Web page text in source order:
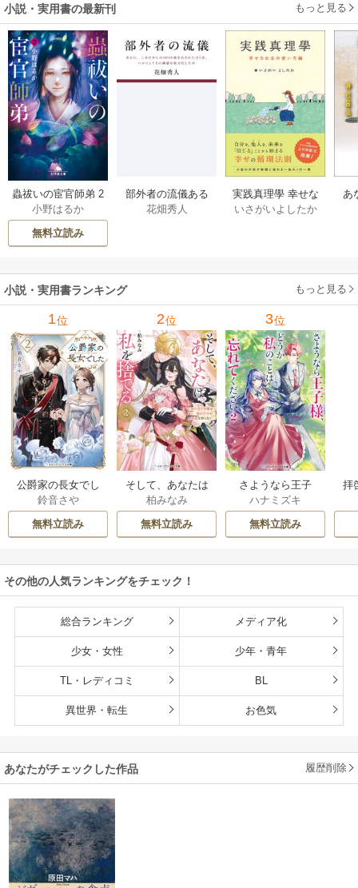
小説・実用書の最新刊 もっと見る
蟲祓いの宦官師弟 2
巻
小野はるか
無料立読み
部外者の流儀ある
日、三木たかしの5
したか 1巻
花畑秀人
実践真理學 幸せな
お金の使い方編 1巻
いさがいよしたか
あ
小説・実用書ランキング もっと見る
1位
公爵家の長女でし
た
鈴音さや
無料立読み
2位
そして、あなたは
私を捨てる
柏みなみ
無料立読み
3位
さようなら王子
様、どうか私のこ
とは忘れてくださ
い
ハナミズキ
無料立読み
拝
その他の人気ランキングをチェック！
総合ランキング メディア化
少女・女性 少年・青年
TL・レディコミ BL
異世界・転生 お色気
あなたがチェックした作品 履歴削除